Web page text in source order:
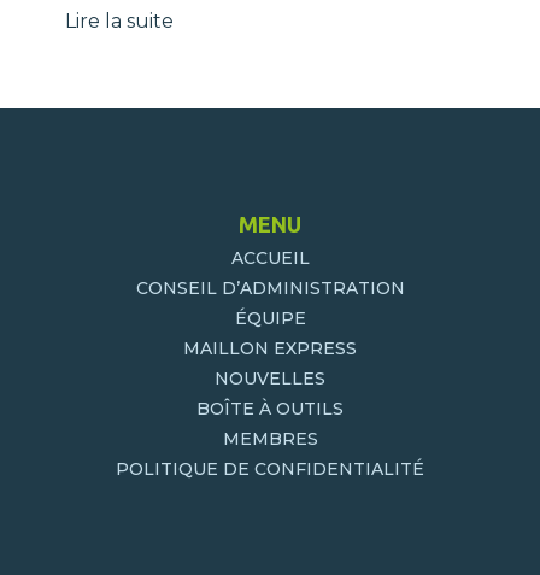
Lire la suite
MENU
ACCUEIL
CONSEIL D’ADMINISTRATION
ÉQUIPE
MAILLON EXPRESS
NOUVELLES
BOÎTE À OUTILS
MEMBRES
POLITIQUE DE CONFIDENTIALITÉ